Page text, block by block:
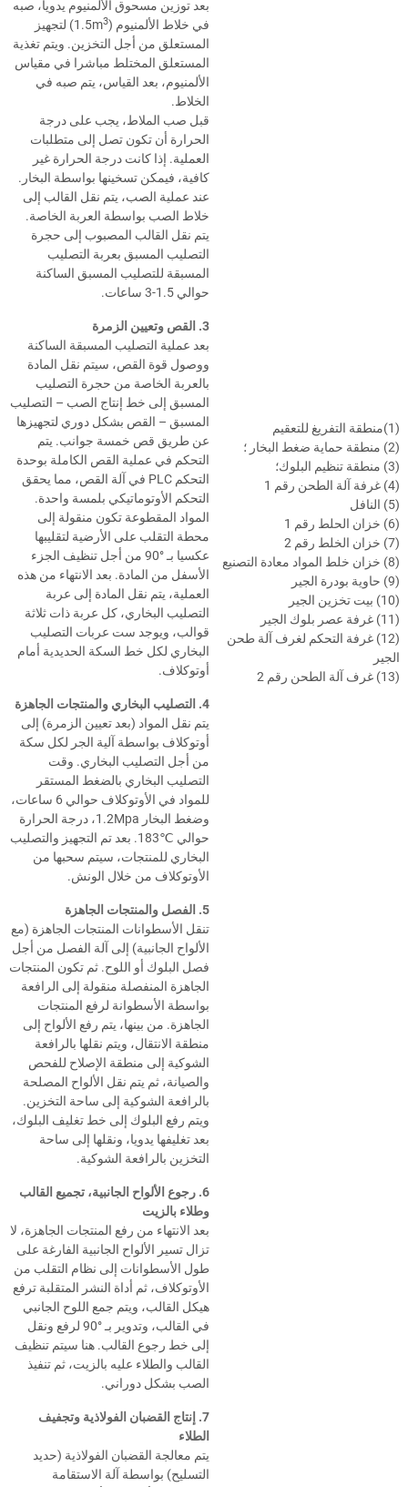
(1)منطقة التفريغ للتعقيم
(2) منطقة حماية ضغط البخار ؛
(3) منطقة تنظيم البلوك؛
(4) غرفة آلة الطحن رقم 1
(5) النافل
(6) خزان الحلط رقم 1
(7) خزان الخلط رقم 2
(8) خزان خلط المواد معادة التصنيع
(9) حاوية بودرة الجير
(10) بيت تخزين الجير
(11) غرفة عصر بلوك الجير
(12) غرفة التحكم لغرف آلة طحن
الجير
(13) غرف آلة الطحن رقم 2
بعد توزين مسحوق الألمنيوم يدويا، صبه
في خلاط الألمنيوم
(1.5m3)
لتجهيز
المستعلق من أجل التخزين. ويتم تغذية
المستعلق المختلط مباشرا في مقياس
الألمنيوم، بعد القياس، يتم صبه في
الخلاط.
قبل صب الملاط، يجب على درجة
الحرارة أن تكون تصل إلى متطلبات
العملية. إذا كانت درجة الحرارة غير
كافية، فيمكن تسخينها بواسطة البخار.
عند عملية الصب، يتم نقل القالب إلى
خلاط الصب بواسطة العربة الخاصة.
يتم نقل القالب المصبوب إلى حجرة
التصليب المسبق بعربة التصليب
المسبقة للتصليب المسبق الساكنة
حوالي 1.5-3 ساعات.
3. القص وتعيين الزمرة
بعد عملية التصليب المسبقة الساكنة
ووصول قوة القص، سيتم نقل المادة
بالعربة الخاصة من حجرة التصليب
المسبق إلى خط إنتاج الصب – التصليب
المسبق – القص بشكل دوري لتجهيزها
عن طريق قص خمسة جوانب. يتم
التحكم في عملية القص الكاملة بوحدة
التحكم PLC في آلة القص، مما يحقق
التحكم الأوتوماتيكي بلمسة واحدة.
المواد المقطوعة تكون منقولة إلى
محطة التقلب على الأرضية لتقليبها
عكسيا بـ90°من أجل تنظيف الجزء
الأسفل من المادة. بعد الانتهاء من هذه
العملية، يتم نقل المادة إلى عربة
التصليب البخاري، كل عربة ذات ثلاثة
قوالب، ويوجد ست عربات التصليب
البخاري لكل خط السكة الحديدية أمام
أوتوكلاف.
4. التصليب البخاري والمنتجات الجاهزة
يتم نقل المواد (بعد تعيين الزمرة) إلى
أوتوكلاف بواسطة آلية الجر لكل سكة
من أجل التصليب البخاري. وقت
التصليب البخاري بالضغط المستقر
للمواد في الأوتوكلاف حوالي 6 ساعات،
وضغط البخار 1.2Mpa، درجة الحرارة
حوالي 183℃. بعد تم التجهيز والتصليب
البخاري للمنتجات، سيتم سحبها من
الأوتوكلاف من خلال الونش.
5. الفصل والمنتجات الجاهزة
تنقل الأسطوانات المنتجات الجاهزة (مع
الألواح الجانبية) إلى آلة الفصل من أجل
فصل البلوك أو اللوح. ثم تكون المنتجات
الجاهزة المنفصلة منقولة إلى الرافعة
بواسطة الأسطوانة لرفع المنتجات
الجاهزة. من بينها، يتم رفع الألواح إلى
منطقة الانتقال، ويتم نقلها بالرافعة
الشوكية إلى منطقة الإصلاح للفحص
والصيانة، ثم يتم نقل الألواح المصلحة
بالرافعة الشوكية إلى ساحة التخزين.
ويتم رفع البلوك إلى خط تغليف البلوك،
بعد تغليفها يدويا، ونقلها إلى ساحة
التخزين بالرافعة الشوكية.
6. رجوع الألواح الجانبية، تجميع القالب
وطلاء بالزيت
بعد الانتهاء من رفع المنتجات الجاهزة، لا
تزال تسير الألواح الجانبية الفارغة على
طول الأسطوانات إلى نظام التقلب من
الأوتوكلاف، ثم أداة النشر المتقلبة ترفع
هيكل القالب، ويتم جمع اللوح الجانبي
في القالب، وتدوير بـ90°لرفع ونقل
إلى خط رجوع القالب. هنا سيتم تنظيف
القالب والطلاء عليه بالزيت، ثم تنفيذ
الصب بشكل دوراني.
7. إنتاج القضبان الفولاذية وتجفيف
الطلاء
يتم معالجة القضبان الفولاذية (حديد
التسليح) بواسطة آلة الاستقامة